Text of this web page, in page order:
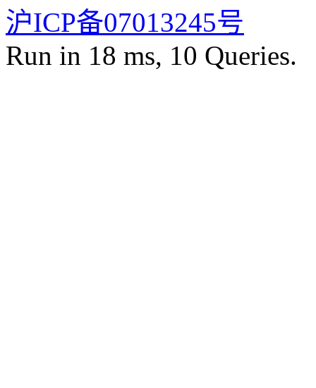
沪ICP备07013245号
Run in 18 ms, 10 Queries.